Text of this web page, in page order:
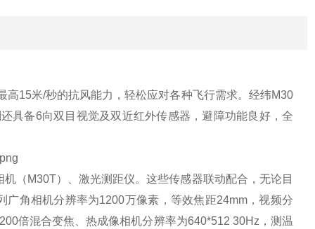
15米/秒的抗风能力，轻松应对各种飞行需求。经纬M30
备6向双目视觉及双近红外传感器，避障功能良好，全
（M30T）、激光测距仪。这些传感器联动配合，无论目
角相机分辨率为1200万像素，等效焦距24mm，视频分
倍混合变焦、热成像相机分辨率为640*512 30Hz，测温